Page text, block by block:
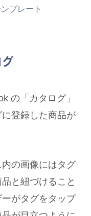
プレート
グ
の「カタログ」
登録した商品が
の画像にはタグ
と紐づけること
がタグをタップ